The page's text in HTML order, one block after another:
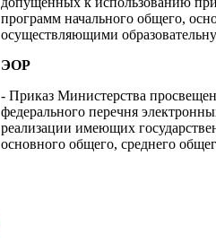
программ начального общего,
осуществляющими
ЭОР
- Приказ Министерства
федерального перечня
реализации имеющих
основного общего, среднего